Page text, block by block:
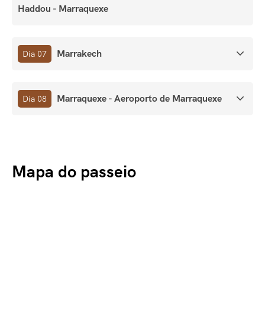
Haddou - Marraquexe
Dia 07 Marrakech
Dia 08 Marraquexe - Aeroporto de Marraquexe
Mapa do passeio